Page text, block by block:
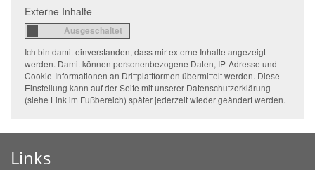
Externe Inhalte
Ich bin damit einverstanden, dass mir externe Inhalte angezeigt
werden. Damit können personenbezogene Daten, IP-Adresse und
Cookie-Informationen an Drittplattformen übermittelt werden. Diese
Einstellung kann auf der Seite mit unserer Datenschutzerklärung
(siehe Link im Fußbereich) später jederzeit wieder geändert werden.
Links